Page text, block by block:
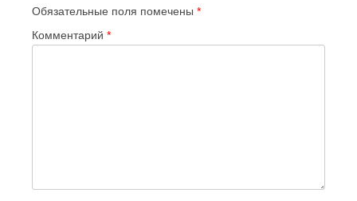
Обязательные поля помечены *
Комментарий *